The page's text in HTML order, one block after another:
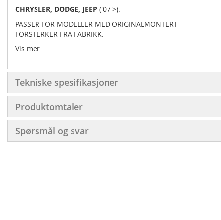
CHRYSLER, DODGE, JEEP ('07 >).
PASSER FOR MODELLER MED ORIGINALMONTERT
FORSTERKER FRA FABRIKK.
Vis mer
Tekniske spesifikasjoner
Produktomtaler
Spørsmål og svar